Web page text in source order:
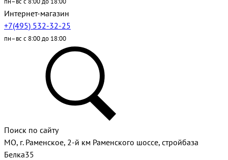
Интернет-магазин
+7(495) 532-32-25
пн–вс с 8:00 до 18:00
Поиск по сайту
МО, г. Раменское, 2-й км Раменского шоссе, стройбаза
Белка35